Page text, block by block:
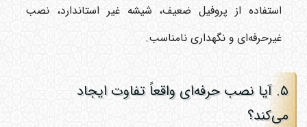
استفاده از پروفیل ضعیف، شیشه غیر استاندارد، نصب
غیرحرفه‌ای و نگهداری نامناسب.
۵. آیا نصب حرفه‌ای واقعاً تفاوت ایجاد
می‌کند؟